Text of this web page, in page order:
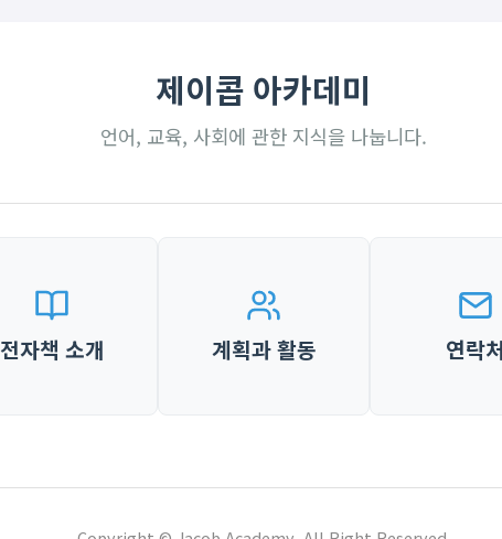
제이콥 아카데미
언어, 교육, 사회에 관한 지식을 나눕니다.
전자책 소개 계획과 활동 연락처